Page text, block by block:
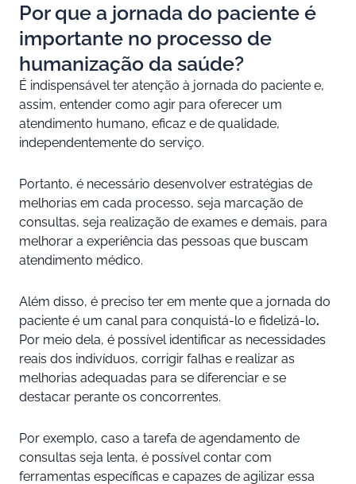
Por que a jornada do paciente é
importante no processo de
humanização da saúde?
É indispensável ter atenção à jornada do paciente e,
assim, entender como agir para oferecer um
atendimento humano, eficaz e de qualidade,
independentemente do serviço.
Portanto, é necessário desenvolver estratégias de
melhorias em cada processo, seja marcação de
consultas, seja realização de exames e demais, para
melhorar a experiência das pessoas que buscam
atendimento médico.
Além disso, é preciso ter em mente que a jornada do
paciente é um canal para conquistá-lo e fidelizá-lo.
Por meio dela, é possível identificar as necessidades
reais dos indivíduos, corrigir falhas e realizar as
melhorias adequadas para se diferenciar e se
destacar perante os concorrentes.
Por exemplo, caso a tarefa de agendamento de
consultas seja lenta, é possível contar com
ferramentas específicas e capazes de agilizar essa